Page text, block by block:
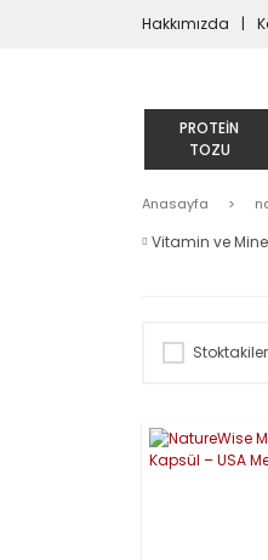
Hakkımızda
PROTEIN
TOZU
Anasayfa
Vitamin ve
Stoktakiler